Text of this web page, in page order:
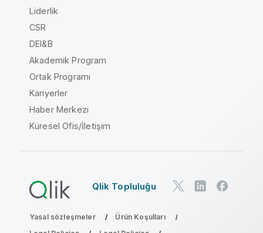
Liderlik
CSR
DEI&B
Akademik Program
Ortak Programı
Kariyerler
Haber Merkezi
Küresel Ofis/İletişim
Qlik Topluluğu
Yasal sözleşmeler
Ürün Koşulları